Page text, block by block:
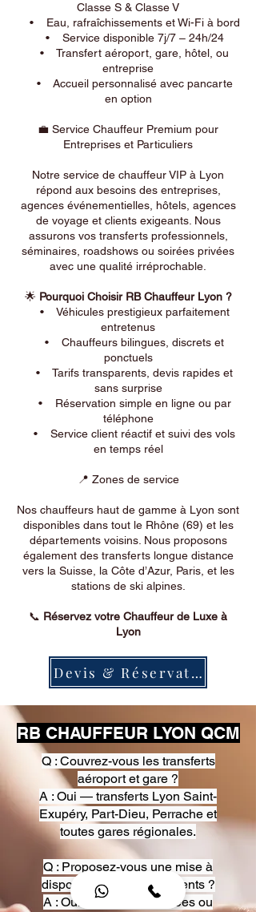
Classe S & Classe V
• Eau, rafraîchissements et Wi-Fi à bord
• Service disponible 7j/7 – 24h/24
• Transfert aéroport, gare, hôtel, ou
entreprise
• Accueil personnalisé avec pancarte
en option
💼 Service Chauffeur Premium pour
Entreprises et Particuliers
Notre service de chauffeur VIP à Lyon
répond aux besoins des entreprises,
agences événementielles, hôtels, agences
de voyage et clients exigeants. Nous
assurons vos transferts professionnels,
séminaires, roadshows ou soirées privées
avec une qualité irréprochable.
🌟 Pourquoi Choisir RB Chauffeur Lyon ?
• Véhicules prestigieux parfaitement
entretenus
• Chauffeurs bilingues, discrets et
ponctuels
• Tarifs transparents, devis rapides et
sans surprise
• Réservation simple en ligne ou par
téléphone
• Service client réactif et suivi des vols
en temps réel
📍 Zones de service
Nos chauffeurs haut de gamme à Lyon sont
disponibles dans tout le Rhône (69) et les
départements voisins. Nous proposons
également des transferts longue distance
vers la Suisse, la Côte d’Azur, Paris, et les
stations de ski alpines.
📞 Réservez votre Chauffeur de Luxe à
Lyon
Devis & Réservation
RB CHAUFFEUR LYON QCM
Q : Couvrez-vous les transferts
aéroport et gare ?
A : Oui — transferts Lyon Saint-
Exupéry, Part-Dieu, Perrache et
toutes gares régionales.
Q : Proposez-vous une mise à
disposition pour événements ?
A : Oui — heures, journées ou